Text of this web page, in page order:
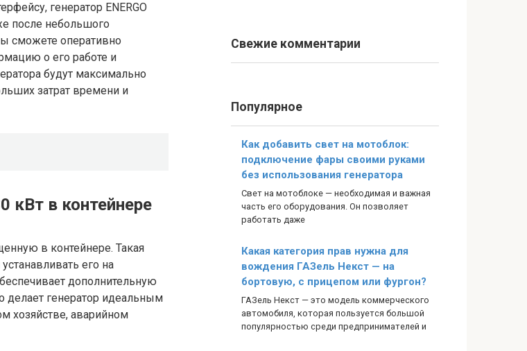
генератор ENERGO
после небольшого
сможете оперативно
о его работе и
будут максимально
затрат времени и
кВт в контейнере
в контейнере. Такая
его на
дополнительную
делает генератор идеальным
хозяйстве, аварийном
Свежие комментарии
Популярное
Как добавить свет на мотоблок:
подключение фары своими руками
без использования генератора
Свет на мотоблоке — необходимая и важная
часть его оборудования. Он позволяет
работать даже
Какая категория прав нужна для
вождения ГАЗель Некст — на
бортовую, с прицепом или фургон?
ГАЗель Некст — это модель коммерческого
автомобиля, которая пользуется большой
популярностью среди предпринимателей и